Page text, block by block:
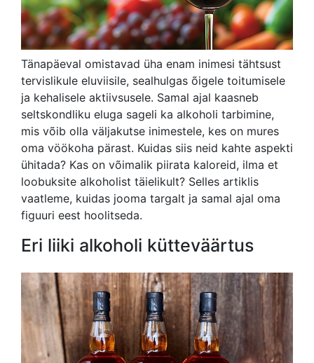
Tänapäeval omistavad üha enam inimesi tähtsust
tervislikule eluviisile, sealhulgas õigele toitumisele
ja kehalisele aktiivsusele. Samal ajal kaasneb
seltskondliku eluga sageli ka alkoholi tarbimine,
mis võib olla väljakutse inimestele, kes on mures
oma vöökoha pärast. Kuidas siis neid kahte aspekti
ühitada? Kas on võimalik piirata kaloreid, ilma et
loobuksite alkoholist täielikult? Selles artiklis
vaatleme, kuidas jooma targalt ja samal ajal oma
figuuri eest hoolitseda.
Eri liiki alkoholi kütteväärtus